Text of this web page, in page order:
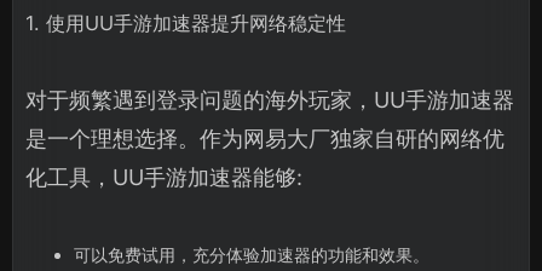
1. 使用UU手游加速器提升网络稳定性
对于频繁遇到登录问题的海外玩家，UU手游加速器
是一个理想选择。作为网易大厂独家自研的网络优
化工具，UU手游加速器能够:
可以免费试用，充分体验加速器的功能和效果。